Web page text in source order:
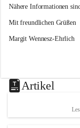
Nähere Informationen
Mit freundlichen Grüßen
Margit Wennesz-Ehrlich
Artikel